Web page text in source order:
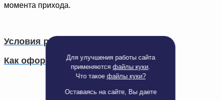
Для улучшения работы сайта
применяютсяфайлы куки.
Что такое файлы куки?
Оставаясь на сайте, Вы даете
момента прихода.
Условия работы
Как оформить заказ